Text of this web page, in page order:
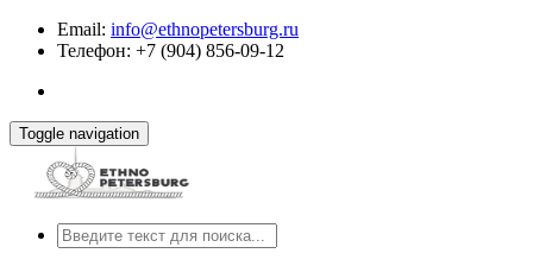
Email: info@ethnopetersburg.ru
Телефон: +7 (904) 856-09-12
Toggle navigation